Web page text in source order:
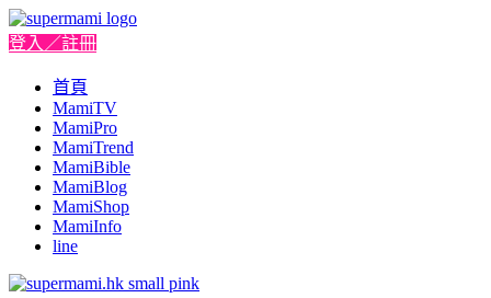
登入／註冊
首頁
MamiTV
MamiPro
MamiTrend
MamiBible
MamiBlog
MamiShop
MamiInfo
line